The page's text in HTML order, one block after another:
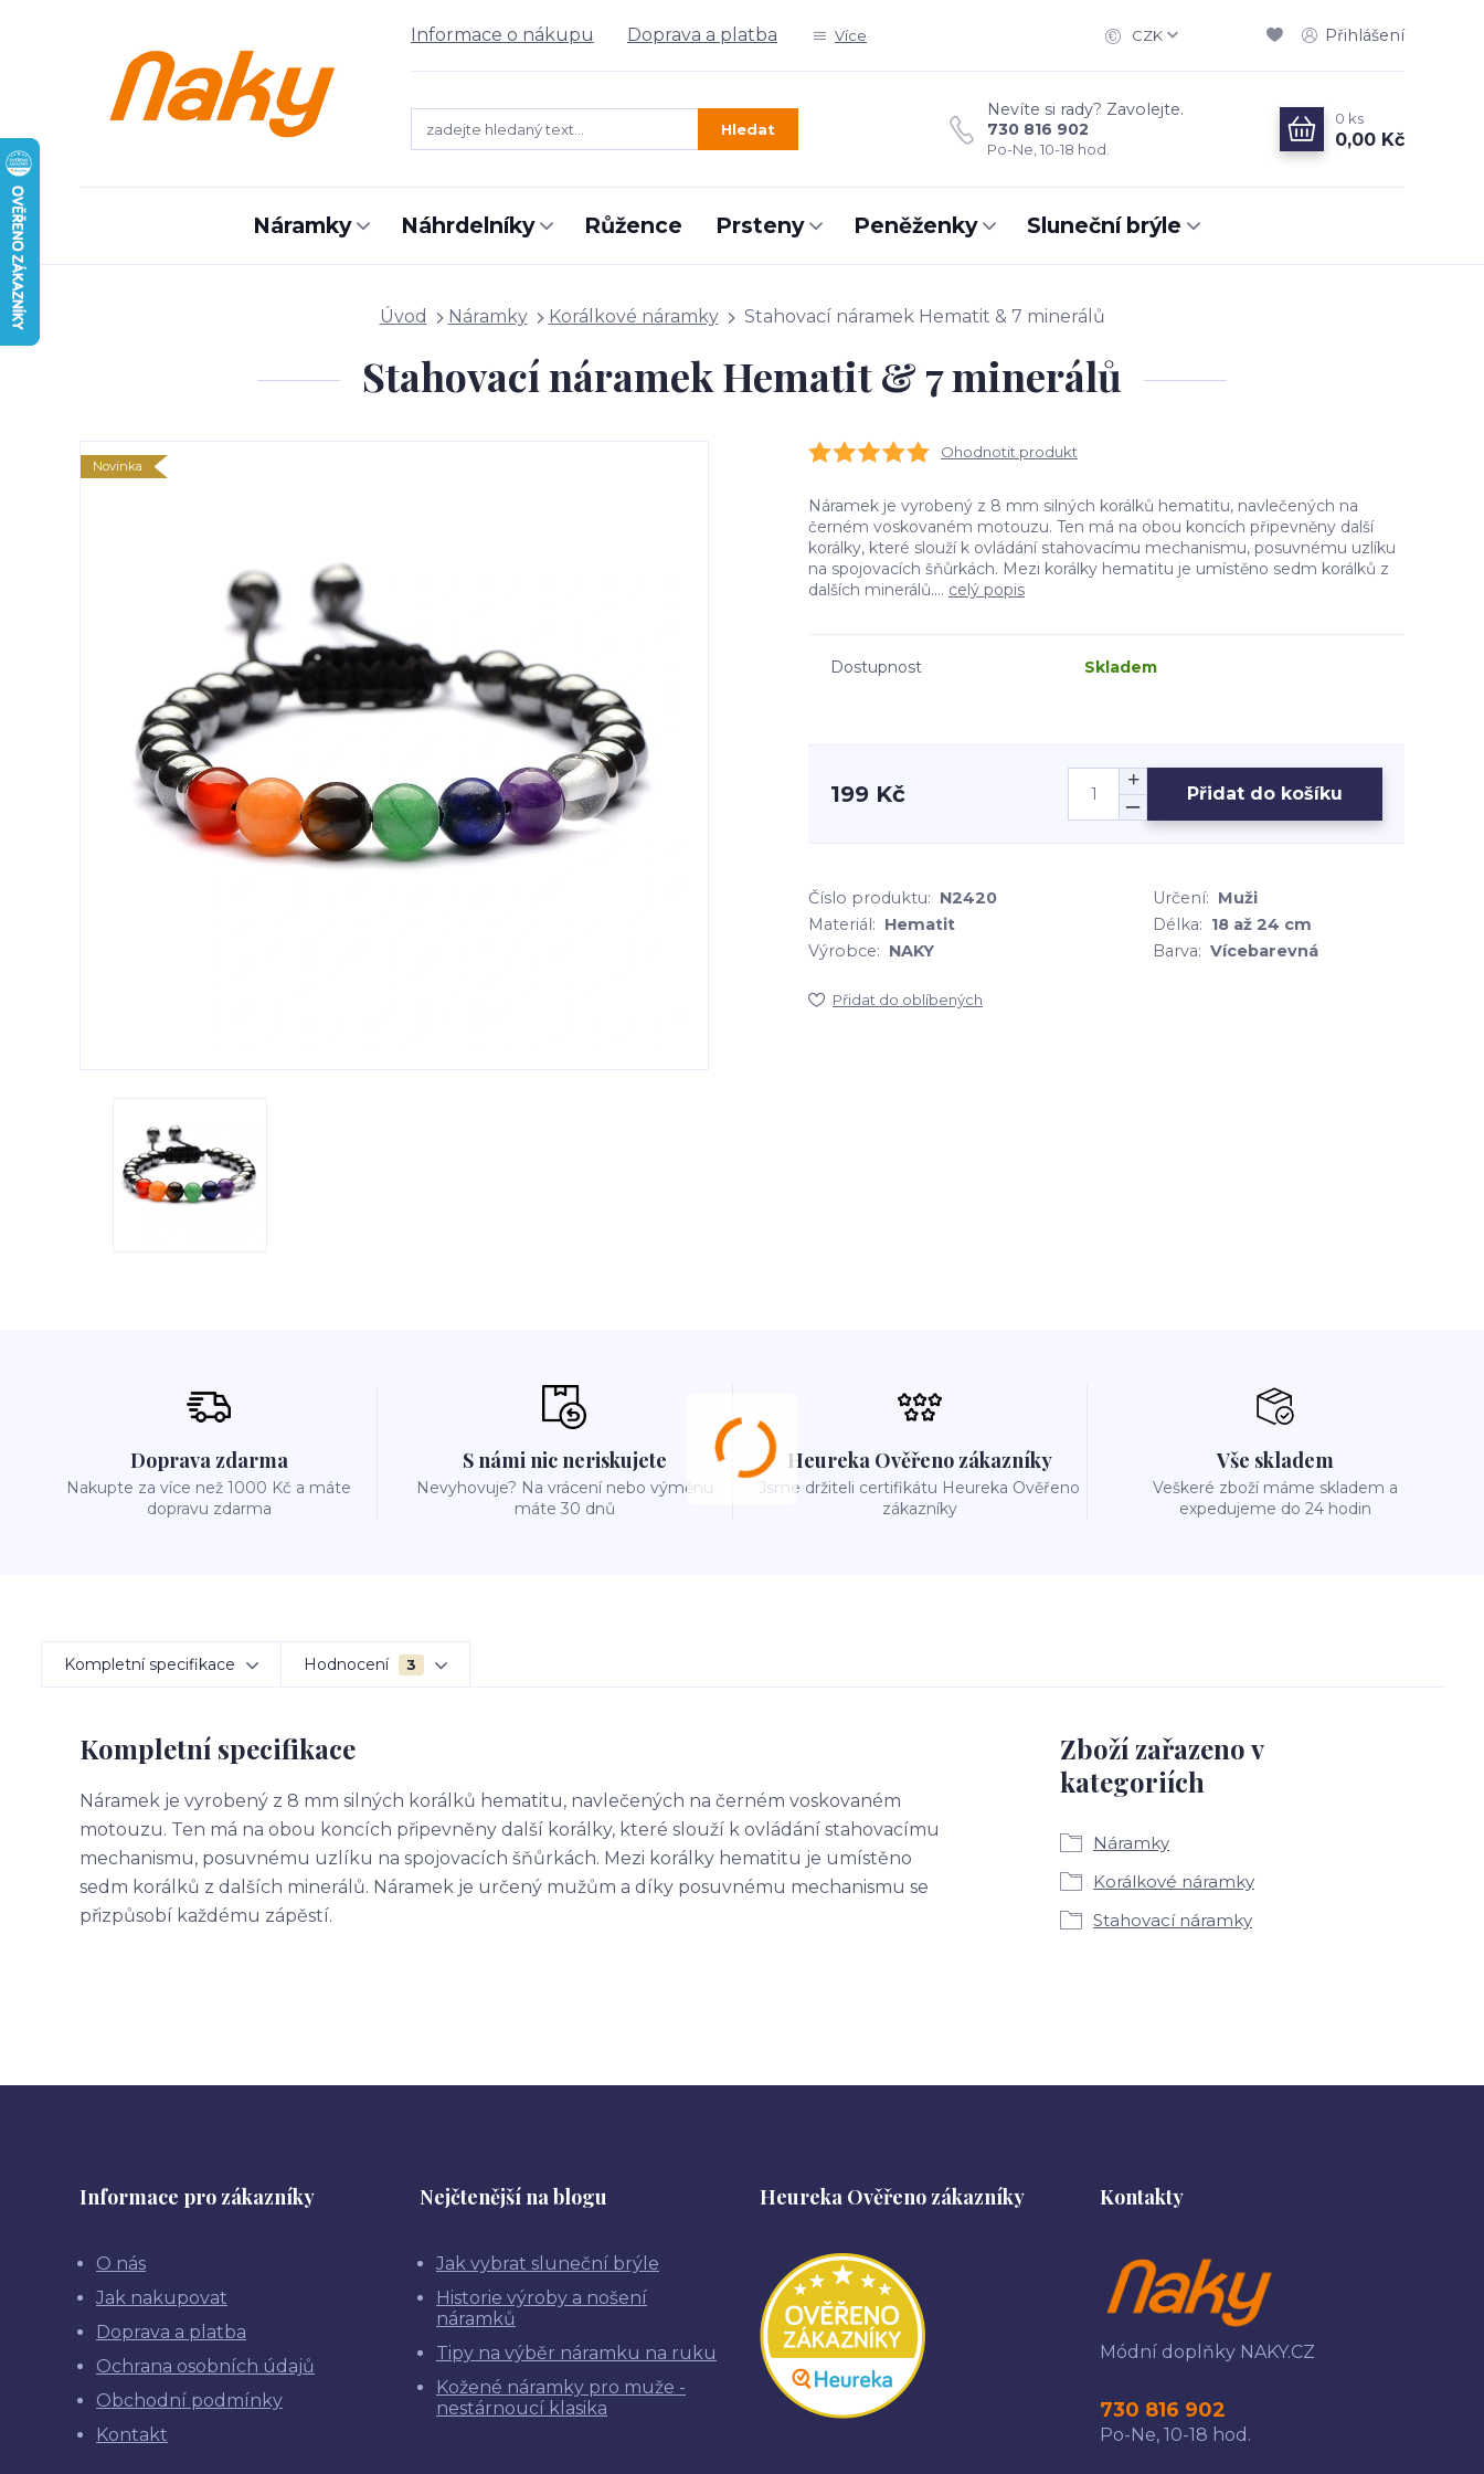
Informace o nákupu Doprava a platba Více CZK Přihlášení
Hledat
Nevíte si rady? Zavolejte.
730 816 902
Po-Ne, 10-18 hod.
0 ks
0,00 Kč
Náramky Náhrdelníky Růžence Prsteny Peněženky Sluneční brýle
Úvod Náramky Korálkové náramky Stahovací náramek Hematit & 7 minerálů
Stahovací náramek Hematit & 7 minerálů
Novinka
Ohodnotit produkt
Náramek je vyrobený z 8 mm silných korálků hematitu, navlečených na
černém voskovaném motouzu. Ten má na obou koncích připevněny další
korálky, které slouží k ovládání stahovacímu mechanismu, posuvnému uzlíku
na spojovacích šňůrkách. Mezi korálky hematitu je umístěno sedm korálků z
dalších minerálů.... celý popis
Dostupnost Skladem
199 Kč Přidat do košíku
Číslo produktu: N2420 Určení: Muži
Materiál: Hematit Délka: 18 až 24 cm
Výrobce: NAKY Barva: Vícebarevná
Přidat do oblíbených
Doprava zdarma
Nakupte za více než 1000 Kč a máte
dopravu zdarma
S námi nic neriskujete
Nevyhovuje? Na vrácení nebo výměnu
máte 30 dnů
Heureka Ověřeno zákazníky
Jsme držiteli certifikátu Heureka Ověřeno
zákazníky
Vše skladem
Veškeré zboží máme skladem a
expedujeme do 24 hodin
Kompletní specifikace Hodnocení 3
Kompletní specifikace
Náramek je vyrobený z 8 mm silných korálků hematitu, navlečených na černém voskovaném
motouzu. Ten má na obou koncích připevněny další korálky, které slouží k ovládání stahovacímu
mechanismu, posuvnému uzlíku na spojovacích šňůrkách. Mezi korálky hematitu je umístěno
sedm korálků z dalších minerálů. Náramek je určený mužům a díky posuvnému mechanismu se
přizpůsobí každému zápěstí.
Zboží zařazeno v
kategoriích
Náramky
Korálkové náramky
Stahovací náramky
Informace pro zákazníky
O nás
Jak nakupovat
Doprava a platba
Ochrana osobních údajů
Obchodní podmínky
Kontakt
Nejčtenější na blogu
Jak vybrat sluneční brýle
Historie výroby a nošení
náramků
Tipy na výběr náramku na ruku
Kožené náramky pro muže -
nestárnoucí klasika
Heureka Ověřeno zákazníky Kontakty
Módní doplňky NAKY.CZ
730 816 902
Po-Ne, 10-18 hod.